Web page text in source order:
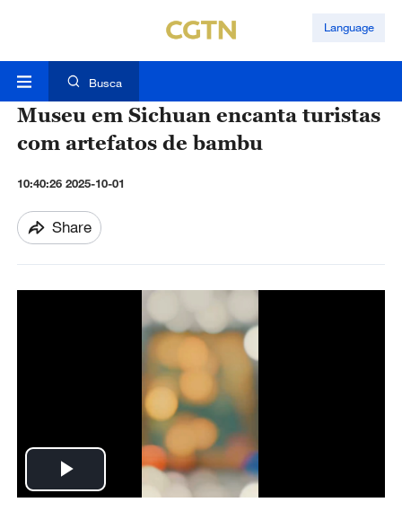
Language
Busca
Museu em Sichuan encanta turistas
com artefatos de bambu
10:40:26 2025-10-01
Share
P